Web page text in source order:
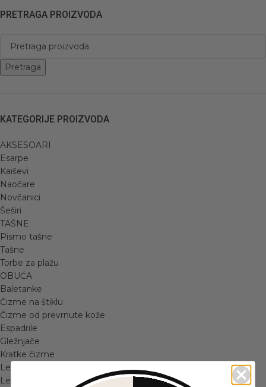
PRETRAGA PROIZVODA
Pretraga
KATEGORIJE PROIZVODA
AKSESOARI
Esarpe
Kaiševi
Naočare
Novčanici
Šeširi
TAŠNE
Pismo tašne
Tašne
Torbe za plažu
OBUĆA
Baletanke
Čizme na štiklu
Čizme od prevrnute kože
Espadrile
Gležnjače
Kratke čizme
Letnje Čizme
Letnje ženske papuče